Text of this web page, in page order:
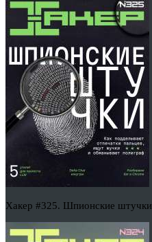
Хакер #325. Шпионские штучки